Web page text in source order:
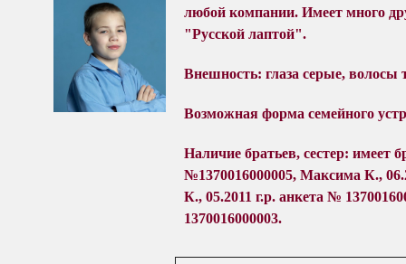
любой компании. Имеет много
"Русской лаптой".
Внешность: глаза серые, волосы
Возможная форма семейного
Наличие братьев, сестер: имеет
№1370016000005, Максима К.,
К., 05.2011 г.р. анкета №
1370016000003.